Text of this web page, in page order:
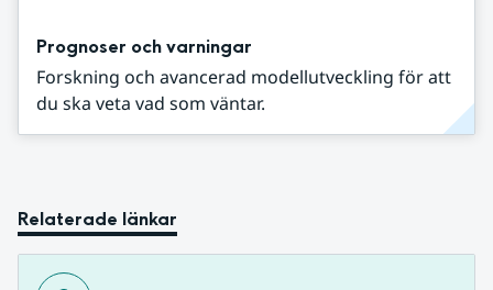
Prognoser och varningar
Forskning och avancerad modellutveckling för att
du ska veta vad som väntar.
Relaterade länkar